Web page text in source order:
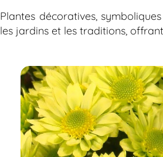
Plantes décoratives,
les jardins et les traditions,